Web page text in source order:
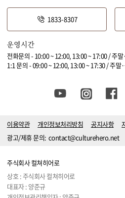
1833-8307
운영시간
전화문의 - 10:00 ~ 12:00, 13:00 ~ 17:00 / 주
1:1 문의 - 09:00 ~ 12:00, 13:00 ~ 17:30 / 주말
이용약관 개인정보처리방침 공지사항
광고/제휴 문의: contact@culturehero.net
주식회사 컬쳐히어로
상호 : 주식회사 컬쳐히어로
대표자 : 양준규